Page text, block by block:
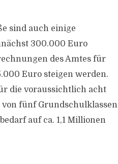
sind auch einige
300.000 Euro
des Amtes für
Euro steigen werden.
die voraussichtlich acht
von fünf Grundschulklassen
auf ca. 1,1 Millionen